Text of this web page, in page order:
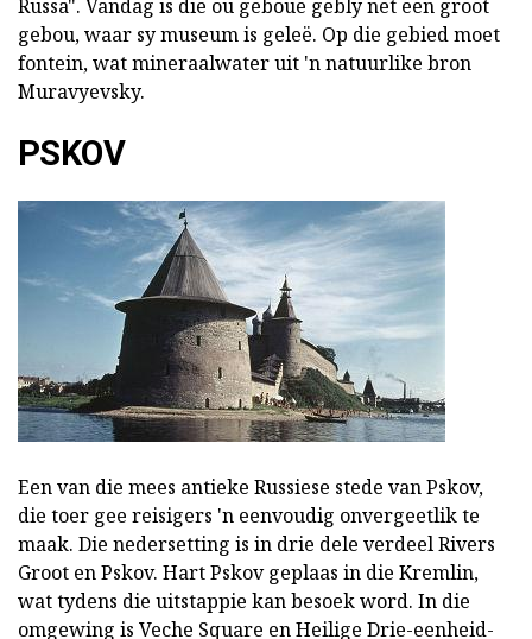
Russa". Vandag is die ou geboue gebly net een groot
gebou, waar sy museum is geleë. Op die gebied moet
fontein, wat mineraalwater uit 'n natuurlike bron
Muravyevsky.
PSKOV
Een van die mees antieke Russiese stede van Pskov,
die toer gee reisigers 'n eenvoudig onvergeetlik te
maak. Die nedersetting is in drie dele verdeel Rivers
Groot en Pskov. Hart Pskov geplaas in die Kremlin,
wat tydens die uitstappie kan besoek word. In die
omgewing is Veche Square en Heilige Drie-eenheid-